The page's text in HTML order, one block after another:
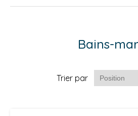
Bains-
Trier par